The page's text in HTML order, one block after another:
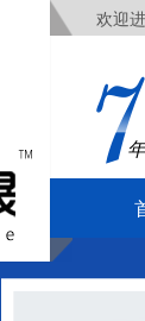
欢迎
年